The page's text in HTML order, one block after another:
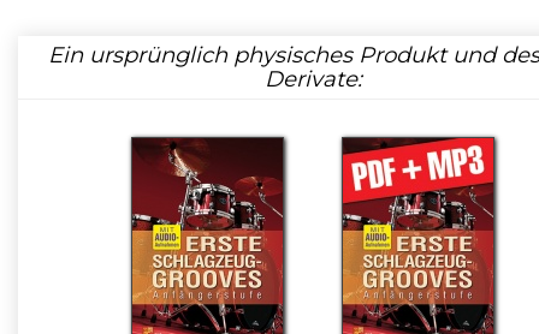
Ein ursprünglich physisches Produkt und
Derivate: